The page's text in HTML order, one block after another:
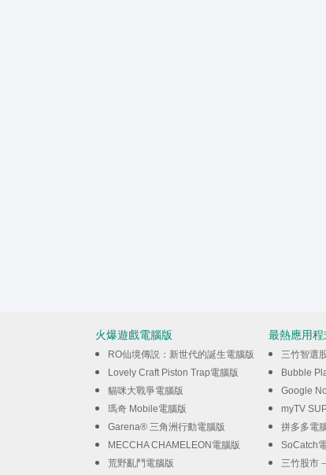
火爆遊戲電腦版
RO仙境傳説：新世代的誕生電腦版
Lovely Craft Piston Trap電腦版
貓咪大戰爭電腦版
瑪奇 Mobile電腦版
Garena® 三角洲行動電腦版
MECCHA CHAMELEON電腦版
荒野亂鬥電腦版
最熱應用
三竹智選股－
Bubble Player -
Google
myTV
拼多多電
SoCatch
三竹股市－免費行